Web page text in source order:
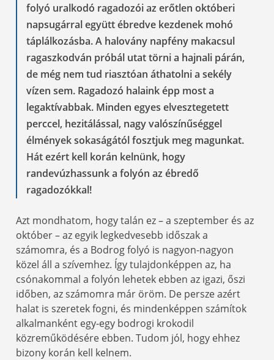
folyó uralkodó ragadozói az erőtlen októberi
napsugárral együtt ébredve kezdenek mohó
táplálkozásba. A halovány napfény makacsul
ragaszkodván próbál utat törni a hajnali párán,
de még nem tud riasztóan áthatolni a sekély
vízen sem. Ragadozó halaink épp most a
legaktívabbak. Minden egyes elvesztegetett
perccel, hezitálással, nagy valószínűséggel
élmények sokaságától fosztjuk meg magunkat.
Hát ezért kell korán kelnünk, hogy
randevúzhassunk a folyón az ébredő
ragadozókkal!
Azt mondhatom, hogy talán ez – a szeptember és az
október – az egyik legkedvesebb időszak a
számomra, és a Bodrog folyó is nagyon-nagyon
közel áll a szívemhez. Így tulajdonképpen az, ha
csónakommal a folyón lehetek ebben az igazi, őszi
időben, az számomra már öröm. De persze azért
halat is szeretek fogni, és mindenképpen számítok
alkalmanként egy-egy bodrogi krokodil
közreműködésére ebben. Tudom jól, hogy ehhez
bizony korán kell kelnem.